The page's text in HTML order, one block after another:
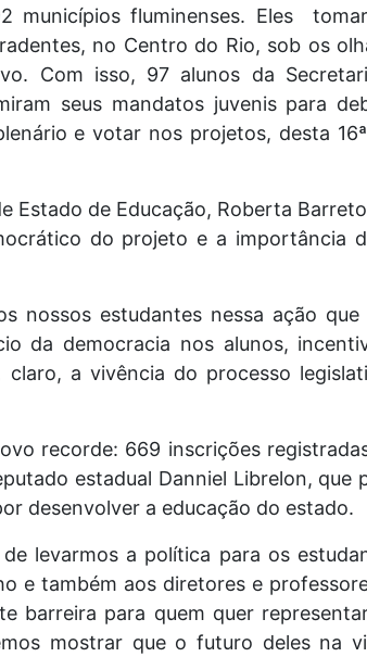
fluminenses. Eles
no Centro do Rio, sob os
Com isso, 97 alunos da
seus mandatos juvenis para
e votar nos projetos, desta
Estado de Educação, Roberta
do projeto e a importância
nossos estudantes nessa ação
da democracia nos alunos,
a vivência do processo
recorde: 669 inscrições
estadual Danniel Librelon, que
desenvolver a educação do estado.
levarmos a política para os
e também aos diretores e
barreira para quem quer
mostrar que o futuro deles na